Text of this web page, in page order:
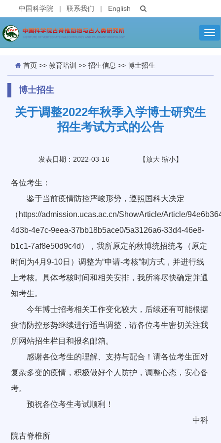
中国科学院 | 联系我们 | English
首页 >> 教育培训 >> 招生信息 >> 博士招生
博士招生
关于调整2022年秋季入学博士研究生
招生考试方式的公告
发表日期：2022-03-16 【放大 缩小】
各位考生：
鉴于当前疫情防控严峻形势，遵照国科大决定
（https://admission.ucas.ac.cn/ShowArticle/Article/
4d3b-4e7c-9eea-37bb18b5ace0/5a3126a6-33d4-46e8-
b1c1-7af8e50d9c4d），我所原定的秋博统招统考（原定
时间为4月9-10日）调整为“申请-考核”制方式，并进行线
上考核。具体考核时间和相关安排，我所将尽快确定并通
知考生。
今年博士招考相关工作变化较大，后续还有可能根据
疫情防控形势继续进行适当调整，请各位考生密切关注我
所网站招生栏目和报名邮箱。
感谢各位考生的理解、支持与配合！请各位考生面对
复杂多变的疫情，积极做好个人防护，调整心态，安心备
考。
预祝各位考生考试顺利！
中科
院古脊椎所